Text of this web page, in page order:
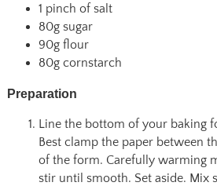
1 pinch of salt
80g sugar
90g flour
80g cornstarch
Preparation
Line the bottom of your baking
Best clamp the paper between
of the form. Carefully warming
stir until smooth. Set aside. Mix